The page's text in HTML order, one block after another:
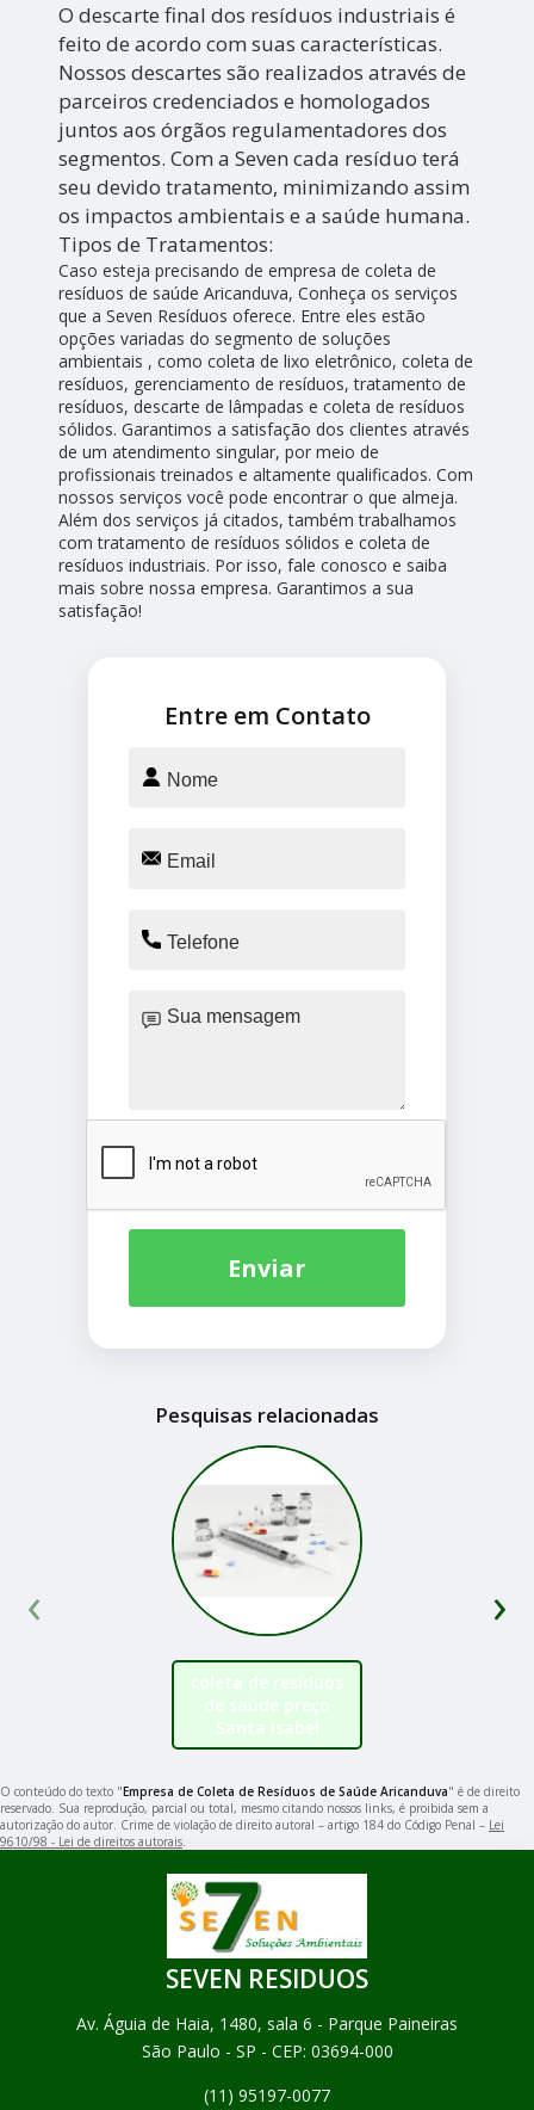
O descarte final dos resíduos industriais é
feito de acordo com suas características.
Nossos descartes são realizados através de
parceiros credenciados e homologados
juntos aos órgãos regulamentadores dos
segmentos. Com a Seven cada resíduo terá
seu devido tratamento, minimizando assim
os impactos ambientais e a saúde humana.
Tipos de Tratamentos:
Caso esteja precisando de empresa de coleta de
resíduos de saúde Aricanduva, Conheça os serviços
que a Seven Resíduos oferece. Entre eles estão
opções variadas do segmento de soluções
ambientais , como coleta de lixo eletrônico, coleta de
resíduos, gerenciamento de resíduos, tratamento de
resíduos, descarte de lâmpadas e coleta de resíduos
sólidos. Garantimos a satisfação dos clientes através
de um atendimento singular, por meio de
profissionais treinados e altamente qualificados. Com
nossos serviços você pode encontrar o que almeja.
Além dos serviços já citados, também trabalhamos
com tratamento de resíduos sólidos e coleta de
resíduos industriais. Por isso, fale conosco e saiba
mais sobre nossa empresa. Garantimos a sua
satisfação!
Entre em Contato
Enviar
Pesquisas relacionadas
coleta de resíduos
de saúde preço
Santa Isabel
‹ ›
O conteúdo do texto "Empresa de Coleta de Resíduos de Saúde Aricanduva" é de direito
reservado. Sua reprodução, parcial ou total, mesmo citando nossos links, é proibida sem a
autorização do autor. Crime de violação de direito autoral – artigo 184 do Código Penal – Lei
9610/98 - Lei de direitos autorais.
SEVEN RESIDUOS
Av. Águia de Haia, 1480, sala 6 - Parque Paineiras
São Paulo - SP - CEP: 03694-000
(11) 95197-0077